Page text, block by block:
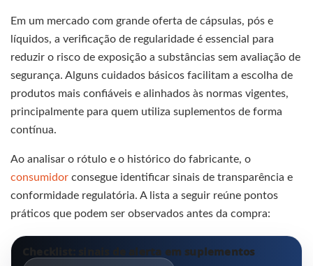
Em um mercado com grande oferta de cápsulas, pós e
líquidos, a verificação de regularidade é essencial para
reduzir o risco de exposição a substâncias sem avaliação de
segurança. Alguns cuidados básicos facilitam a escolha de
produtos mais confiáveis e alinhados às normas vigentes,
principalmente para quem utiliza suplementos de forma
contínua.
Ao analisar o rótulo e o histórico do fabricante, o
consumidor consegue identificar sinais de transparência e
conformidade regulatória. A lista a seguir reúne pontos
práticos que podem ser observados antes da compra:
Checklist: sinais de alerta em suplementos